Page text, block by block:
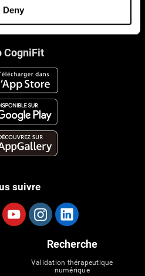
Deny
CogniFit
suivre
Recherche
Validation thérapeutique
numérique